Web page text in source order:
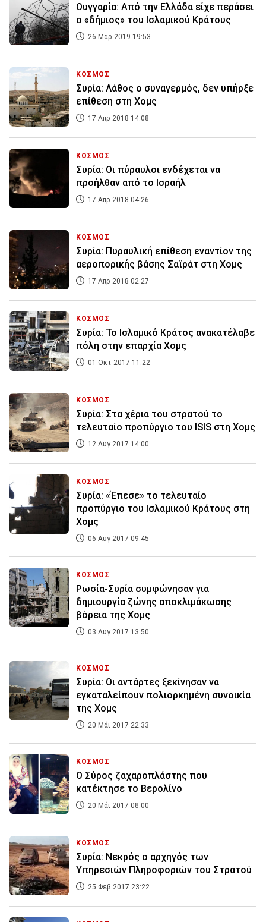
Ουγγαρία: Από την Ελλάδα είχε περάσει
ο «δήμιος» του Ισλαμικού Κράτους
26 Μαρ 2019 19:53
ΚΟΣΜΟΣ
Συρία: Λάθος ο συναγερμός, δεν υπήρξε
επίθεση στη Χομς
17 Απρ 2018 14:08
ΚΟΣΜΟΣ
Συρία: Οι πύραυλοι ενδέχεται να
προήλθαν από το Ισραήλ
17 Απρ 2018 04:26
ΚΟΣΜΟΣ
Συρία: Πυραυλική επίθεση εναντίον της
αεροπορικής βάσης Σαϊράτ στη Χομς
17 Απρ 2018 02:27
ΚΟΣΜΟΣ
Συρία: Το Ισλαμικό Κράτος ανακατέλαβε
πόλη στην επαρχία Χομς
01 Οκτ 2017 11:22
ΚΟΣΜΟΣ
Συρία: Στα χέρια του στρατού το
τελευταίο προπύργιο του ISIS στη Χομς
12 Αυγ 2017 14:00
ΚΟΣΜΟΣ
Συρία: «Έπεσε» το τελευταίο
προπύργιο του Ισλαμικού Κράτους στη
Χομς
06 Αυγ 2017 09:45
ΚΟΣΜΟΣ
Ρωσία-Συρία συμφώνησαν για
δημιουργία ζώνης αποκλιμάκωσης
βόρεια της Χομς
03 Αυγ 2017 13:50
ΚΟΣΜΟΣ
Συρία: Οι αντάρτες ξεκίνησαν να
εγκαταλείπουν πολιορκημένη συνοικία
της Χομς
20 Μάι 2017 22:33
ΚΟΣΜΟΣ
Ο Σύρος ζαχαροπλάστης που
κατέκτησε το Βερολίνο
20 Μάι 2017 08:00
ΚΟΣΜΟΣ
Συρία: Νεκρός ο αρχηγός των
Υπηρεσιών Πληροφοριών του Στρατού
25 Φεβ 2017 23:22